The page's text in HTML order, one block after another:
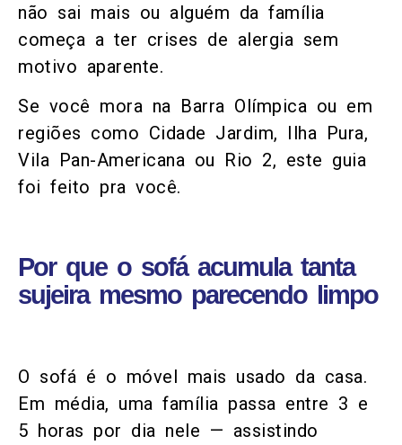
não sai mais ou alguém da família
começa a ter crises de alergia sem
motivo aparente.
Se você mora na Barra Olímpica ou em
regiões como Cidade Jardim, Ilha Pura,
Vila Pan-Americana ou Rio 2, este guia
foi feito pra você.
Por que o sofá acumula tanta
sujeira mesmo parecendo limpo
O sofá é o móvel mais usado da casa.
Em média, uma família passa entre 3 e
5 horas por dia nele — assistindo